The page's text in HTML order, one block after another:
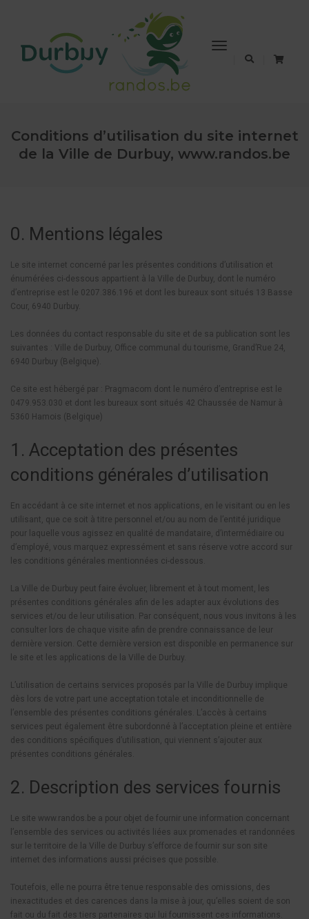
Toggle
Navigation
Conditions d’utilisation du site internet
de la Ville de Durbuy, www.randos.be
0. Mentions légales
Le site internet concerné par les présentes conditions d’utilisation et
énumérées ci-dessous appartient à la Ville de Durbuy, dont le numéro
d’entreprise est le 0207.386.196 et dont les bureaux sont situés 13 Basse
Cour, 6940 Durbuy.
Les données du contact responsable du site et de sa publication sont les
suivantes : Ville de Durbuy, Office communal du tourisme, Grand’Rue 24,
6940 Durbuy (Belgique).
Ce site est hébergé par : Pragmacom dont le numéro d’entreprise est le
0479.953.030 et dont les bureaux sont situés 42 Chaussée de Namur à
5360 Hamois (Belgique)
1. Acceptation des présentes
conditions générales d’utilisation
En accédant à ce site internet et nos applications, en le visitant ou en les
utilisant, que ce soit à titre personnel et/ou au nom de l’entité juridique
pour laquelle vous agissez en qualité de mandataire, d’intermédiaire ou
d’employé, vous marquez expressément et sans réserve votre accord sur
les conditions générales mentionnées ci-dessous.
La Ville de Durbuy peut faire évoluer, librement et à tout moment, les
présentes conditions générales afin de les adapter aux évolutions des
services et/ou de leur utilisation. Par conséquent, nous vous invitons à les
consulter lors de chaque visite afin de prendre connaissance de leur
dernière version. Cette dernière version est disponible en permanence sur
le site et les applications de la Ville de Durbuy.
L’utilisation de certains services proposés par la Ville de Durbuy implique
dès lors de votre part une acceptation totale et inconditionnelle de
l’ensemble des présentes conditions générales. L’accès à certains
services peut également être subordonné à l’acceptation pleine et entière
des conditions spécifiques d’utilisation, qui viennent s’ajouter aux
présentes conditions générales.
2. Description des services fournis
Le site www.randos.be a pour objet de fournir une information concernant
l’ensemble des services ou activités liées aux promenades et randonnées
sur le territoire de la Ville de Durbuy s’efforce de fournir sur son site
internet des informations aussi précises que possible.
Toutefois, elle ne pourra être tenue responsable des omissions, des
inexactitudes et des carences dans la mise à jour, qu’elles soient de son
fait ou du fait des tiers partenaires qui lui fournissent ces informations.